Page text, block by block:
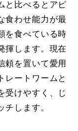
と比べるとアピ
食わせ能力が最
を食べている時
揮します。現在
頼を置いて愛用
レートワームと
受けやすく、じ
します。